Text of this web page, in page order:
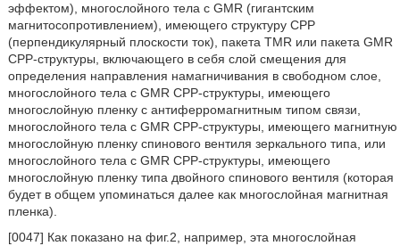
эффектом), многослойного тела с GMR (гигантским
магнитосопротивлением), имеющего структуру CPP
(перпендикулярный плоскости ток), пакета TMR или пакета GMR
CPP-структуры, включающего в себя слой смещения для
определения направления намагничивания в свободном слое,
многослойного тела с GMR CPP-структуры, имеющего
многослойную пленку с антиферромагнитным типом связи,
многослойного тела с GMR CPP-структуры, имеющего магнитную
многослойную пленку спинового вентиля зеркального типа, или
многослойного тела с GMR CPP-структуры, имеющего
многослойную пленку типа двойного спинового вентиля (которая
будет в общем упоминаться далее как многослойная магнитная
пленка).
[0047] Как показано на фиг.2, например, эта многослойная